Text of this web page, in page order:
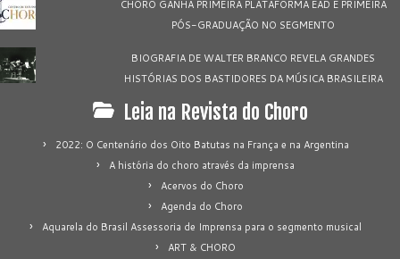
CHORO GANHA PRIMEIRA PLATAFORMA EAD E PRIMEIRA
PÓS-GRADUAÇÃO NO SEGMENTO
BIOGRAFIA DE WALTER BRANCO REVELA GRANDES
HISTÓRIAS DOS BASTIDORES DA MÚSICA BRASILEIRA
Leia na Revista do Choro
2022: O Centenário dos Oito Batutas na França e na Argentina
A história do choro através da imprensa
Acervos do Choro
Agenda do Choro
Aquarela do Brasil Assessoria de Imprensa para o segmento musical
ART & CHORO